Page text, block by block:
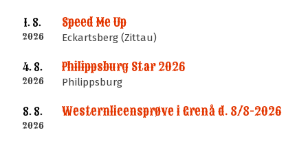
1. 8.
2026
Speed Me Up
Eckartsberg (Zittau)
4. 8.
2026
Philippsburg Star 2026
Philippsburg
8. 8.
2026
Westernlicensprøve i Grenå d. 8/8-2026